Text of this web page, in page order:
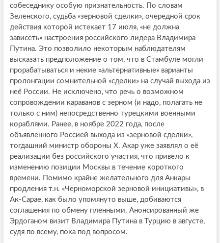
собеседнику особую признательность. По словам
Зеленского, судьба «зерновой сделки», очередной срок
действия которой истекает 17 июля, «не должна
зависеть» настроения российского лидера Владимира
Путина. Это позволило некоторым наблюдателям
высказать предположение о том, что в Стамбуле могли
прорабатываться и некие «альтернативные» варианты
пролонгации сомнительной «сделки» на случай выхода из
неё России. Не исключено, что речь о возможном
сопровождении караванов с зерном (и надо, полагать не
только с ним) непосредственно турецкими военными
кораблями. Ранее, в ноябре 2022 года, после
объявленного Россией выхода из «зерновой сделки»,
тогдашний министр обороны Х. Акар уже заявлял о её
реализации без российского участия, что привело к
изменению позиции Москвы в течение короткого
времени. Помимо крайне желательного для Анкары
продления т.н. «Черноморской зерновой инициативы», в
Ак-Сарае, как было упомянуто выше, добиваются
соглашения по обмену пленными. Анонсированный же
Эрдоганом визит Владимира Путина в Турцию в августе,
судя по всему, пока под вопросом.